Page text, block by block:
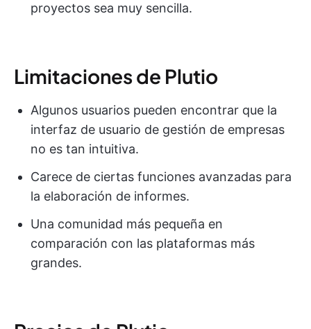
proyectos sea muy sencilla.
Limitaciones de Plutio
Algunos usuarios pueden encontrar que la
interfaz de usuario de gestión de empresas
no es tan intuitiva.
Carece de ciertas funciones avanzadas para
la elaboración de informes.
Una comunidad más pequeña en
comparación con las plataformas más
grandes.